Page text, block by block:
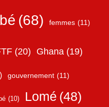
(68) femmes (11)
(20) Ghana (19)
gouvernement (11)
(10) Lomé (48)